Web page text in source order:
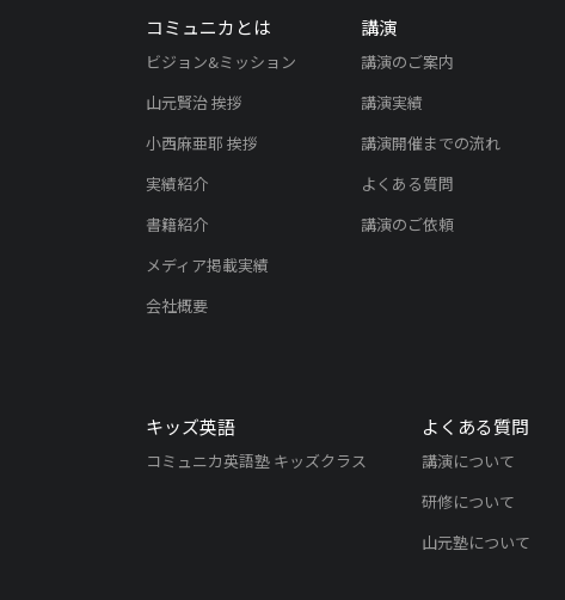
コミュニカとは
ビジョン&ミッション
山元賢治 挨拶
小西麻亜耶 挨拶
実績紹介
書籍紹介
メディア掲載実績
会社概要
講演
講演のご案内
講演実績
講演開催までの流れ
よくある質問
講演のご依頼
キッズ英語
コミュニカ英語塾 キッズクラス
よくある質問
講演について
研修について
山元塾について